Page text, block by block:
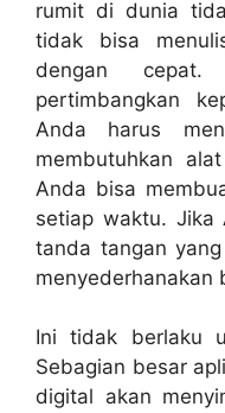
rumit di dunia
tidak bisa
dengan
pertimbangkan
Anda harus
membutuhkan
Anda bisa
setiap waktu. Jika
tanda tangan
menyederhanakan
Ini tidak berlaku
Sebagian besar
digital akan